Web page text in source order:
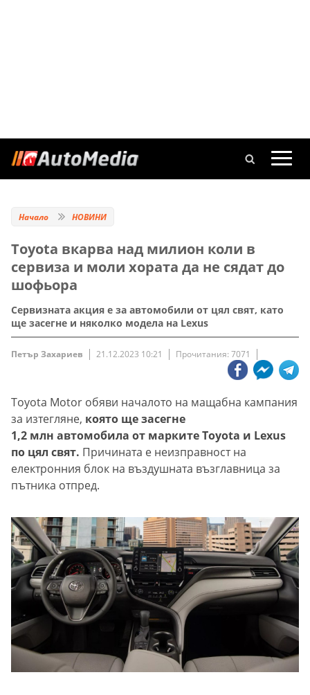
Начало НОВИНИ
Toyota вкарва над милион коли в
сервиза и моли хората да не сядат до
шофьора
Сервизната акция е за автомобили от цял свят, като
ще засегне и няколко модела на Lexus
Петър Захариев 21.12.2023 10:21 Прочитания: 7071
Toyota Motor обяви началото на мащабна кампания
за изтегляне, която ще засегне
1,2 млн автомобила от марките Toyota и Lexus
по цял свят. Причината е неизправност на
електронния блок на въздушната възглавница за
пътника отпред.